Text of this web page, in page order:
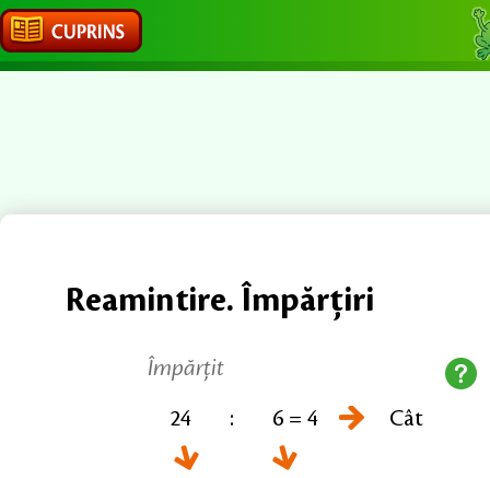
Reamintire. Împărțiri
Împărțit
24 : 6 = 4 Cât